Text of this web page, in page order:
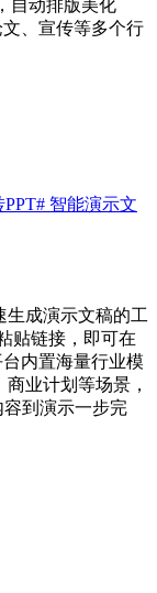
自动排版美化
、宣传等多个行
PPT# 智能演示文
生成演示文稿的工
贴链接，即可在
内置海量行业模
业计划等场景，
到演示一步完